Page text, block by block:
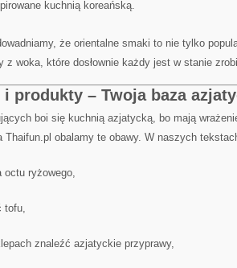
kuchnią koreańską.
że orientalne smaki to nie tylko
z woka, które dosłownie każdy jest w stanie
i produkty – Twoja baza
boi się kuchnią azjatycką, bo mają
Thaifun.pl obalamy te obawy. W naszych
octu ryżowego,
tofu,
znaleźć azjatyckie przyprawy,